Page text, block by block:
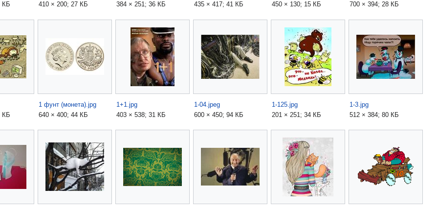
КБ
410 × 200; 27 КБ
384 × 251; 36 КБ
435 × 417; 41 КБ
450 × 130; 15 КБ
700 × 394; 28 КБ
КБ
1 фунт (монета).jpg
640 × 400; 44 КБ
1+1.jpg
403 × 538; 31 КБ
1-04.jpeg
600 × 450; 94 КБ
1-125.jpg
201 × 251; 34 КБ
1-3.jpg
512 × 384; 80 КБ